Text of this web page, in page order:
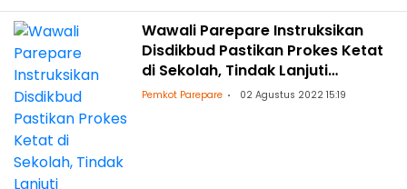
Wawali Parepare Instruksikan
Disdikbud Pastikan Prokes Ketat
di Sekolah, Tindak Lanjuti
Terbitkan SE Mendikbud Ristek
Pemkot Parepare 02 Agustus 2022 15:19